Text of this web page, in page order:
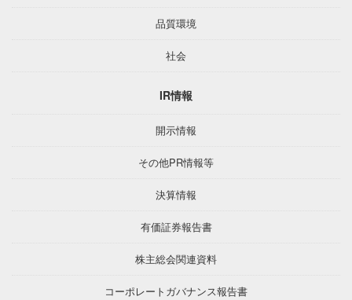
品質環境
社会
IR情報
開示情報
その他PR情報等
決算情報
有価証券報告書
株主総会関連資料
コーポレートガバナンス報告書